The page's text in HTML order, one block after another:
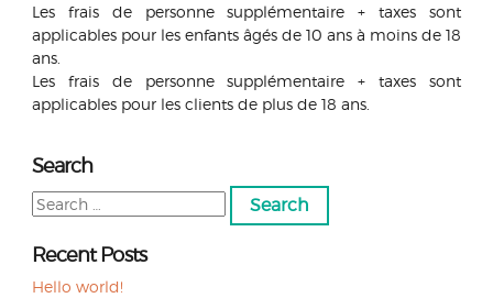
Les frais de personne supplémentaire + taxes sont
applicables pour les enfants âgés de 10 ans à moins de 18
ans.
Les frais de personne supplémentaire + taxes sont
applicables pour les clients de plus de 18 ans.
Search
Search
for:
Recent Posts
Hello world!